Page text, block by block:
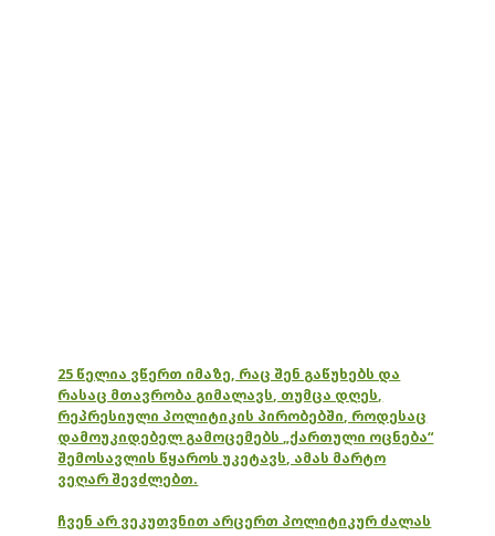
25 წელია ვწერთ იმაზე, რაც შენ გაწუხებს და
რასაც მთავრობა გიმალავს, თუმცა დღეს,
რეპრესიული პოლიტიკის პირობებში, როდესაც
დამოუკიდებელ გამოცემებს „ქართული ოცნება“
შემოსავლის წყაროს უკეტავს, ამას მარტო
ვეღარ შევძლებთ.
ჩვენ არ ვეკუთვნით არცერთ პოლიტიკურ ძალას